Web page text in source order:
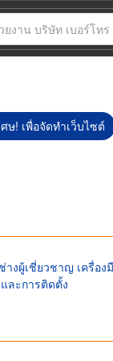
! เพื่อจัดทำเว็บไซต์
งผู้เชี่ยวชาญ เครื่อง
ละการติดตั้ง